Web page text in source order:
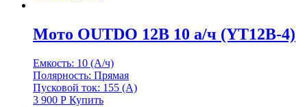
Мото OUTDO 12В 10 а/ч (YT12B-4)
Емкость: 10 (А/ч)
Полярность: Прямая
Пусковой ток: 155 (А)
3 900 Р Купить